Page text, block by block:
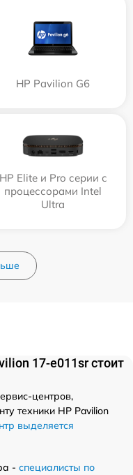
HP Pavilion G6
HP Elite и Pro серии с
процессорами Intel
Ultra
17-e011sr стоит
центров,
техники HP Pavilion
выделяется
- специалисты по